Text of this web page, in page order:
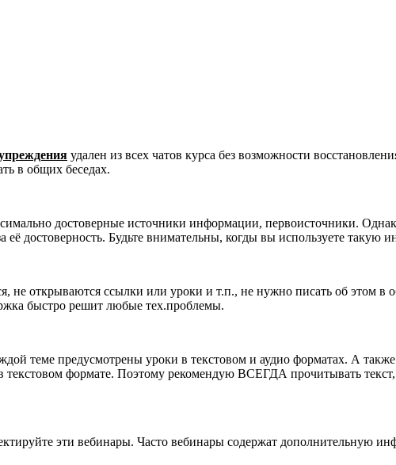
удален из всех чатов курса без возможности
в общих беседах.
достоверные источники информации, первоисточники.
достоверность. Будьте внимательны, когды вы используете такую
не открываются ссылки или уроки и т.п., не нужно писать об этом в
быстро решит любые тех.проблемы.
теме предусмотрены уроки в текстовом и аудио форматах. А
формате. Поэтому рекомендую ВСЕГДА прочитывать текст,
эти вебинары. Часто вебинары содержат дополнительную